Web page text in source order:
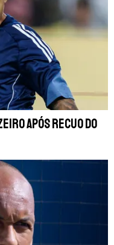
após recuo do